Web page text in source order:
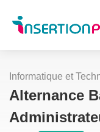
Informatique et
Alternance